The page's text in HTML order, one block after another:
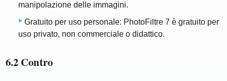
manipolazione delle immagini.
Gratuito per uso personale: PhotoFiltre 7 è gratuito per
uso privato, non commerciale o didattico.
6.2 Contro